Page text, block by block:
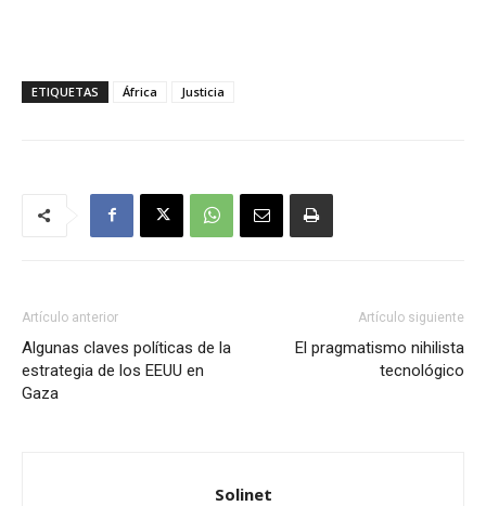
ETIQUETAS África Justicia
Artículo anterior
Algunas claves políticas de la
estrategia de los EEUU en
Gaza
Artículo siguiente
El pragmatismo nihilista
tecnológico
Solinet